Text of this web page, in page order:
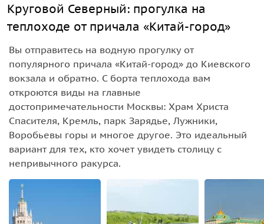
Круговой Северный: прогулка на
теплоходе от причала «Китай-город»
Вы отправитесь на водную прогулку от
популярного причала «Китай-город» до Киевского
вокзала и обратно. С борта теплохода вам
откроются виды на главные
достопримечательности Москвы: Храм Христа
Спасителя, Кремль, парк Зарядье, Лужники,
Воробьевы горы и многое другое. Это идеальный
вариант для тех, кто хочет увидеть столицу с
непривычного ракурса.